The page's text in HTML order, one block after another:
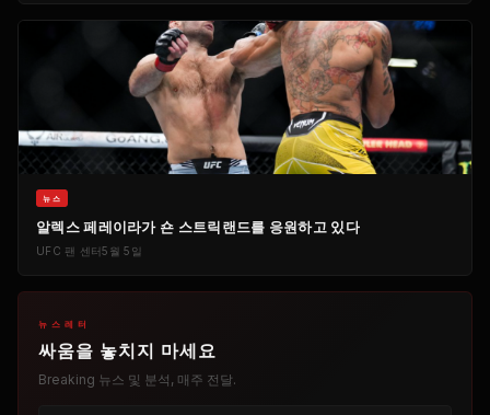
뉴스
알렉스 페레이라가 숀 스트릭랜드를 응원하고 있다
UFC 팬 센터5월 5일
뉴스레터
싸움을 놓치지 마세요
Breaking 뉴스 및 분석, 매주 전달.